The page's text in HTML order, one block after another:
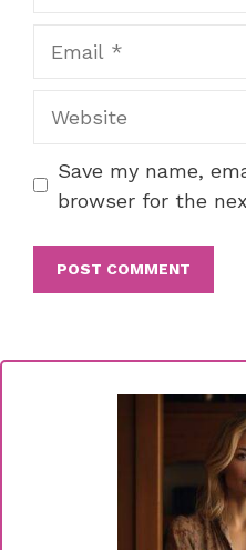
Save my name,
browser for the